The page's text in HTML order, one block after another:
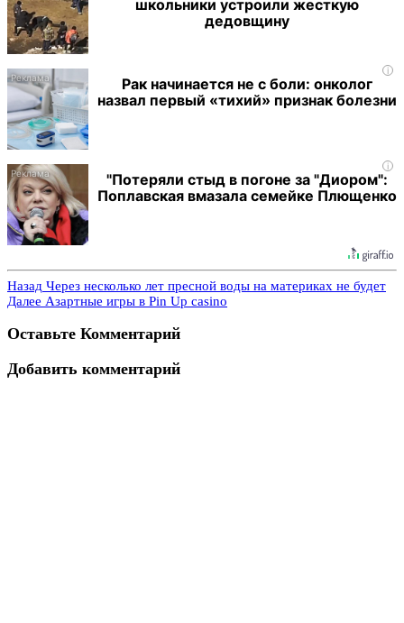
школьники устроили жесткую
дедовщину
i
Рак начинается не с боли: онколог
назвал первый «тихий» признак болезни
i
"Потеряли стыд в погоне за "Диором":
Поплавская вмазала семейке Плющенко
Назад Через несколько лет пресной воды на материках не будет
Далее Азартные игры в Pin Up casino
Оставьте Комментарий
Добавить комментарий